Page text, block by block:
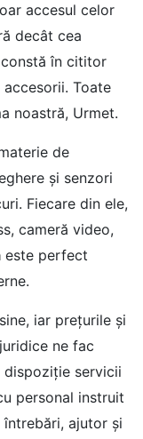
accesul celor
decât cea
constă în cititor
Toate
noastră, Urmet.
de
și senzori
Fiecare din ele,
cameră video,
este perfect
iar prețurile și
ne fac
dispoziție servicii
personal instruit
ajutor și